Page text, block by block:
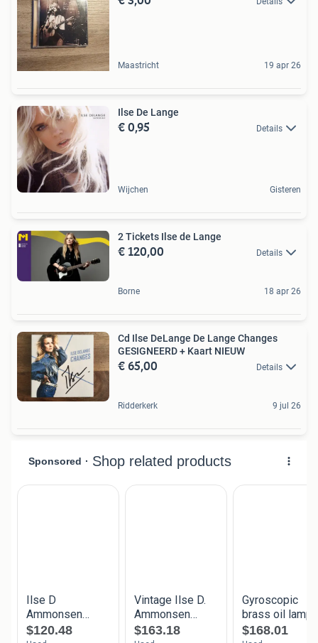
Maastricht 19 apr 26
Ilse De Lange
€ 0,95 Details
Wijchen Gisteren
2 Tickets Ilse de Lange
€ 120,00 Details
Borne 18 apr 26
Cd Ilse DeLange De Lange Changes
GESIGNEERD + Kaart NIEUW
€ 65,00 Details
Ridderkerk 9 jul 26